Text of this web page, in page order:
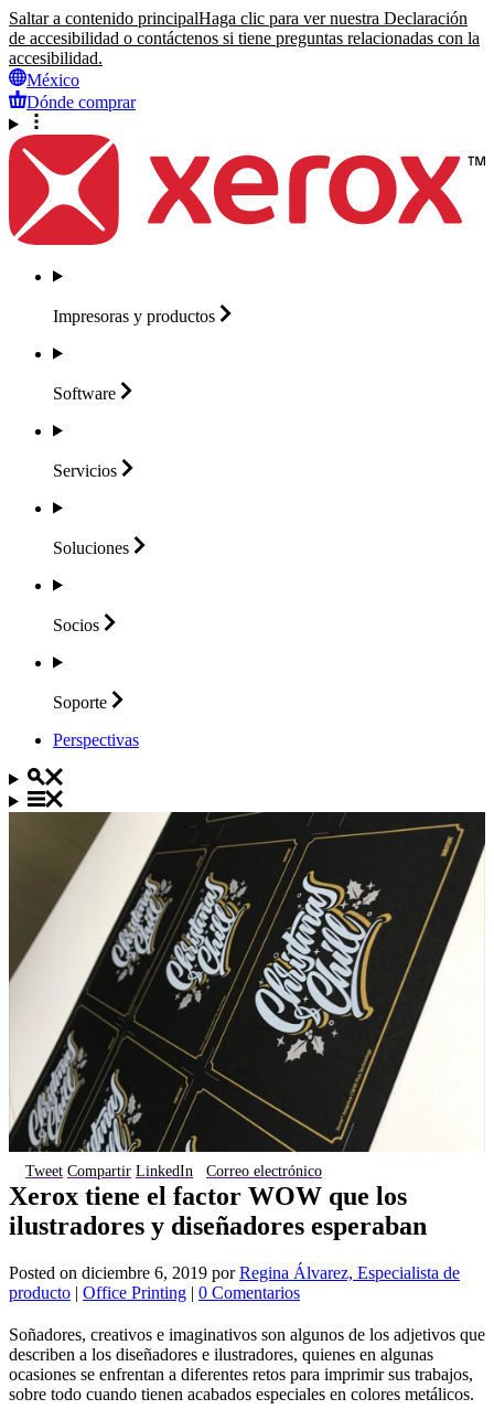
Saltar a contenido principalHaga clic para ver nuestra Declaración
de accesibilidad o contáctenos si tiene preguntas relacionadas con la
accesibilidad.
México
Dónde comprar
Impresoras y productos
Software
Servicios
Soluciones
Socios
Soporte
Perspectivas
Tweet Compartir LinkedIn Correo electrónico
Xerox tiene el factor WOW que los
ilustradores y diseñadores esperaban
Posted on diciembre 6, 2019 porRegina Álvarez, Especialista de
producto | Office Printing | 0 Comentarios
Soñadores, creativos e imaginativos son algunos de los adjetivos que
describen a los diseñadores e ilustradores, quienes en algunas
ocasiones se enfrentan a diferentes retos para imprimir sus trabajos,
sobre todo cuando tienen acabados especiales en colores metálicos.